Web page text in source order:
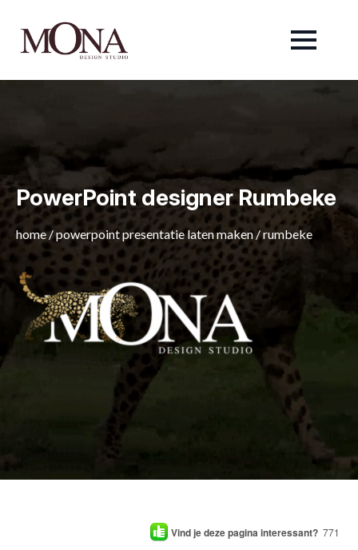
PowerPoint designer Rumbeke
home/powerpoint presentatie laten maken /rumbeke
Vind je deze pagina interessant? 771